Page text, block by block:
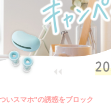
いスマホ"の誘惑をブロック